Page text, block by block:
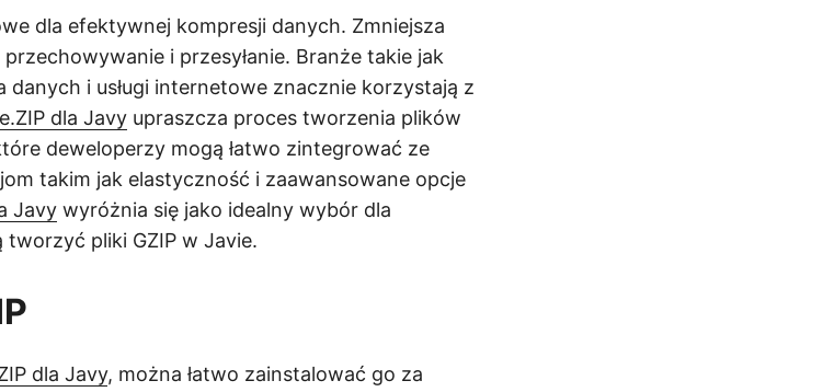
dla efektywnej kompresji danych. Zmniejsza
i przesyłanie. Branże takie jak
i usługi internetowe znacznie korzystają z
dla Javy upraszcza proces tworzenia plików
deweloperzy mogą łatwo zintegrować ze
takim jak elastyczność i zaawansowane opcje
Javy wyróżnia się jako idealny wybór dla
pliki GZIP w Javie.
dla Javy, można łatwo zainstalować go za